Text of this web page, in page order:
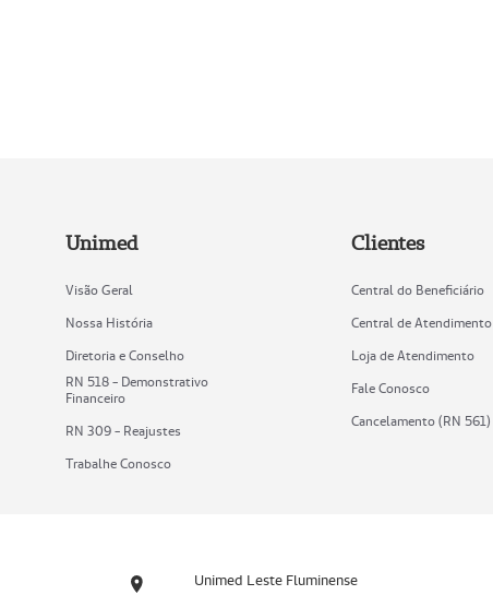
Unimed
Visão Geral
Nossa História
Diretoria e Conselho
RN 518 - Demonstrativo
Financeiro
RN 309 - Reajustes
Trabalhe Conosco
Clientes
Central do Beneficiário
Central de Atendimento
Loja de Atendimento
Fale Conosco
Cancelamento (RN 561)
Unimed Leste Fluminense